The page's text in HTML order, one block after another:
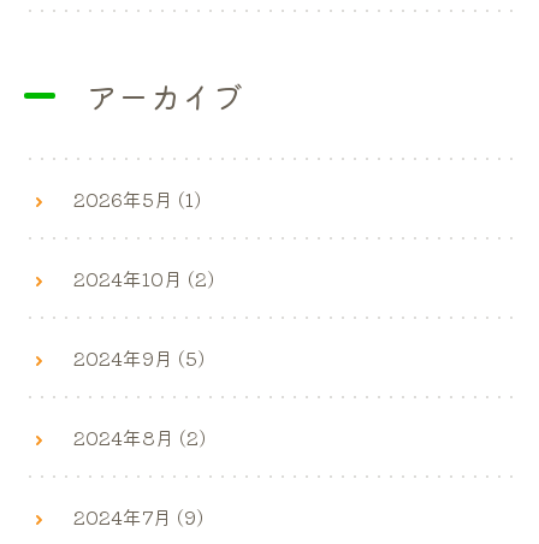
アーカイブ
2026年5月 (1)
2024年10月 (2)
2024年9月 (5)
2024年8月 (2)
2024年7月 (9)